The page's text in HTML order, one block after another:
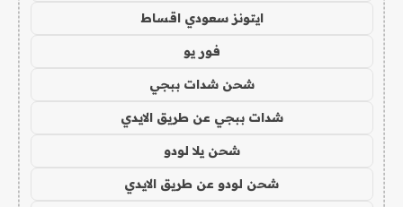
ايتونز سعودي اقساط
فور يو
شحن شدات ببجي
شدات ببجي عن طريق الايدي
شحن يلا لودو
شحن لودو عن طريق الايدي